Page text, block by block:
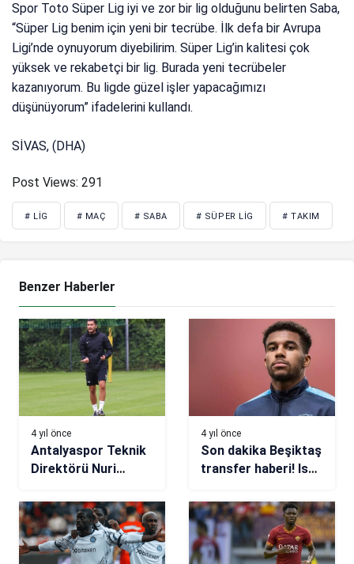
Spor Toto Süper Lig iyi ve zor bir lig olduğunu belirten Saba,
“Süper Lig benim için yeni bir tecrübe. İlk defa bir Avrupa
Ligi’nde oynuyorum diyebilirim. Süper Lig’in kalitesi çok
yüksek ve rekabetçi bir lig. Burada yeni tecrübeler
kazanıyorum. Bu ligde güzel işler yapacağımızı
düşünüyorum” ifadelerini kullandı.
SİVAS, (DHA)
Post Views: 291
# LIG # MAÇ # SABA # SÜPER LIG # TAKIM
Benzer Haberler
4 yıl önce
Antalyaspor Teknik
Direktörü Nuri
maçına hazırız
4 yıl önce
Son dakika Beşiktaş
transfer haberi! Isak